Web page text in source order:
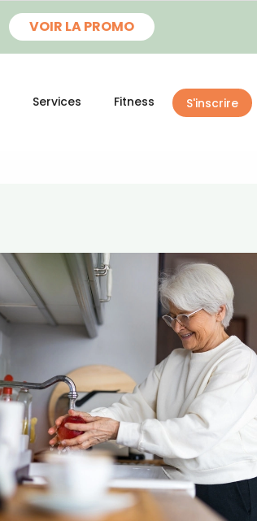
VOIR LA PROMO
Services Fitness S'inscrire